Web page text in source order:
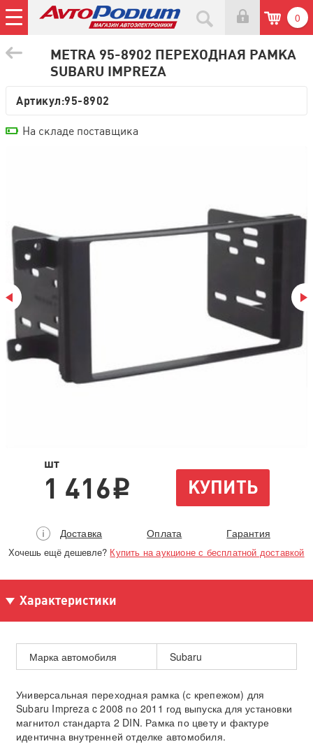
0
METRA 95-8902 ПЕРЕХОДНАЯ РАМКА
SUBARU IMPREZA
Артикул:95-8902
шт
1 416i КУПИТЬ
Доставка Оплата Гарантия
Хочешь ещё дешевле? Купить на аукционе с бесплатной доставкой
На складе поставщика
Характеристики
Марка автомобиля Subaru
Универсальная переходная рамка (с крепежом) для
Subaru Impreza c 2008 по 2011 год выпуска для установки
магнитол стандарта 2 DIN. Рамка по цвету и фактуре
идентична внутренней отделке автомобиля.